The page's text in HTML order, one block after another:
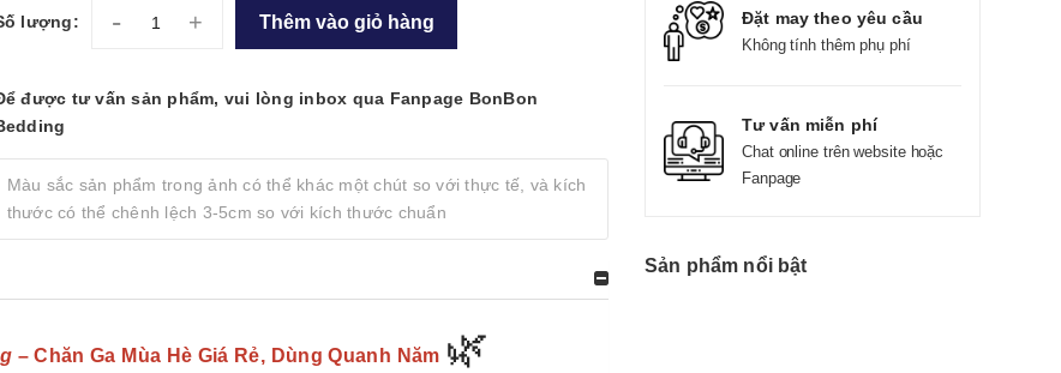
lượng: - + Thêm vào giỏ hàng
được tư vấn sản phẩm, vui lòng inbox qua Fanpage BonBon
Màu sắc sản phẩm trong ảnh có thể khác một chút so với thực tế, và kích
thước có thể chênh lệch 3-5cm so với kích thước chuẩn
– Chăn Ga Mùa Hè Giá Rẻ, Dùng Quanh Năm 🌿
Đặt may theo yêu cầu
Không tính thêm phụ phí
Tư vấn miễn phí
Chat online trên website hoặc
Fanpage
Sản phẩm nổi bật